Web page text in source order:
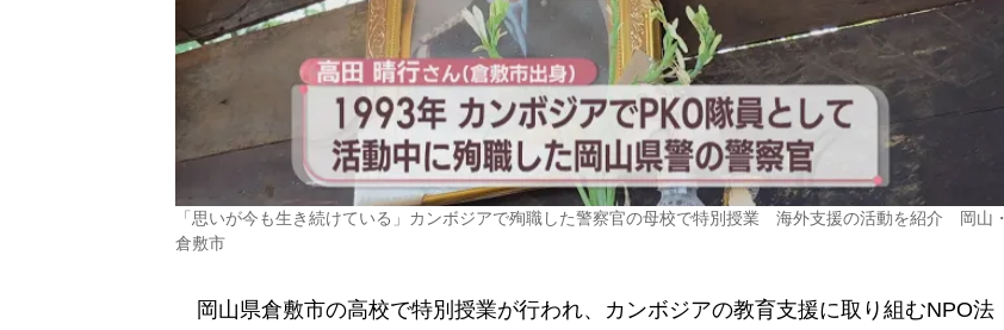
「思いが今も生き続けている」カンボジアで殉職した警察官の母校で特別授業 海外支援の活動を紹介 岡山・
倉敷市
岡山県倉敷市の高校で特別授業が行われ、カンボジアの教育支援に取り組むNPO法